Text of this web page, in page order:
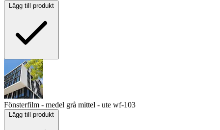
Lägg till produkt
Fönsterfilm - medel grå mittel - ute wf-103
Lägg till produkt